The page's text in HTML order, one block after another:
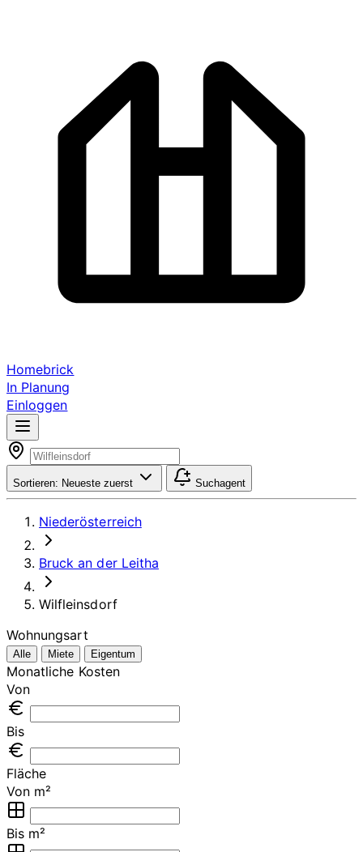
Homebrick
In Planung
Einloggen
Sortieren: Neueste zuerst Suchagent
Niederösterreich
Bruck an der Leitha
Wilfleinsdorf
Wohnungsart
Alle Miete Eigentum
Monatliche Kosten
Von
Bis
Fläche
Von m²
Bis m²